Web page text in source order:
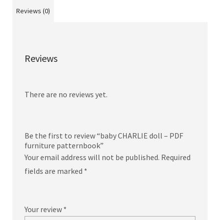
Reviews (0)
Reviews
There are no reviews yet.
Be the first to review “baby CHARLIE doll – PDF
furniture patternbook”
Your email address will not be published. Required
fields are marked *
Your review *